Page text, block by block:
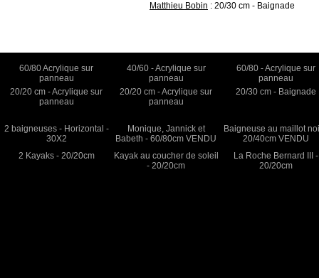
Matthieu Bobin : 20/30 cm - Baignade
60/80 Acrylique sur
panneau
40/60 - Acrylique sur
panneau
60/80 - Acrylique sur
panneau
20/20 cm - Acrylique sur
panneau
20/20 cm - Acrylique sur
panneau
20/30 cm - Baignade
2 baigneuses - Horizontal -
30X2
Monique, Jannick et
Babeth - 60/80cm VENDU
Baigneuse au maillot
20/40cm VENDU
2 Kayaks - 20/20cm
Kayak au coucher de soleil
- 20/20cm
La Roche Bernard III -
20/20cm